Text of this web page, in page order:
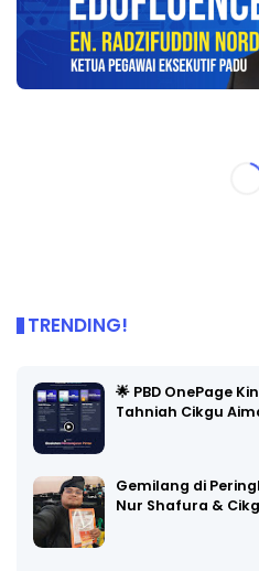
TRENDING!
🌟 PBD OnePage
Tahniah Cikgu
Gemilang di
Nur Shafura &